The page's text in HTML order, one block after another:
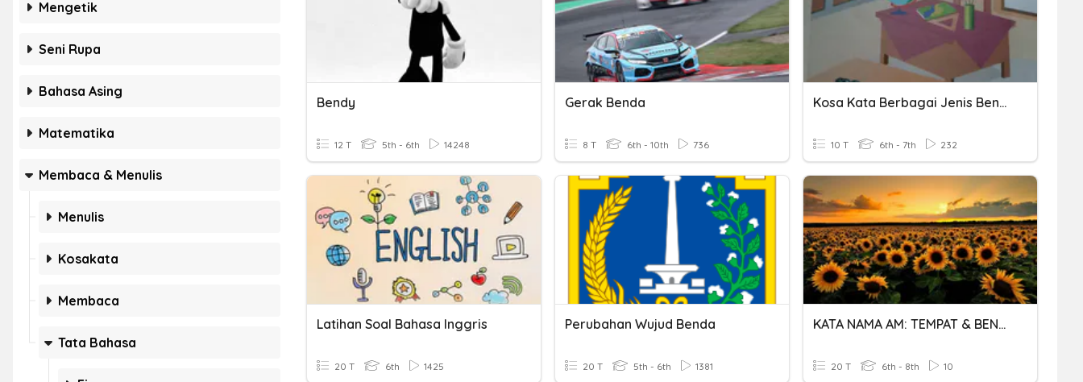
Mengetik
Seni Rupa
Bahasa Asing
Matematika
Membaca & Menulis
Menulis
Kosakata
Membaca
Tata Bahasa
Bendy
12 T 5th - 6th 14248
Gerak Benda
8 T 6th - 10th 736
Kosa Kata Berbagai Jenis Benda
10 T 6th - 7th 232
Latihan Soal Bahasa Inggris
20 T 6th 1425
Perubahan Wujud Benda
20 T 5th - 6th 1381
KATA NAMA AM: TEMPAT & BENDA
20 T 6th - 8th 10